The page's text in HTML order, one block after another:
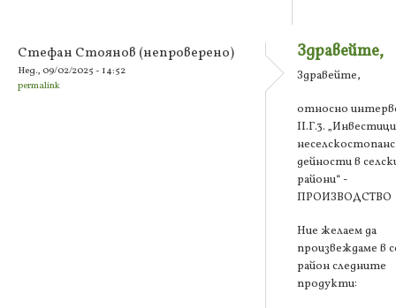
Стефан Стоянов (непроверено)
Нед., 09/02/2025 - 14:52
permalink
Здравейте,
Здравейте,
относно
II.Г.3.
дейности в
райони“ -
ПРОИЗВОДСТВО
Ние желаем да
произвеждаме в
район следните
продукти: